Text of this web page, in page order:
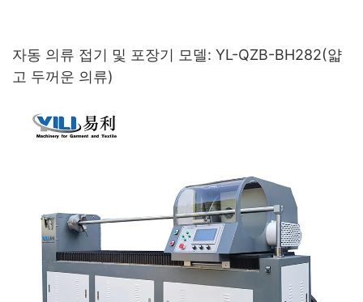
자동 의류 접기 및 포장기 모델: YL-QZB-BH282(얇
고 두꺼운 의류)